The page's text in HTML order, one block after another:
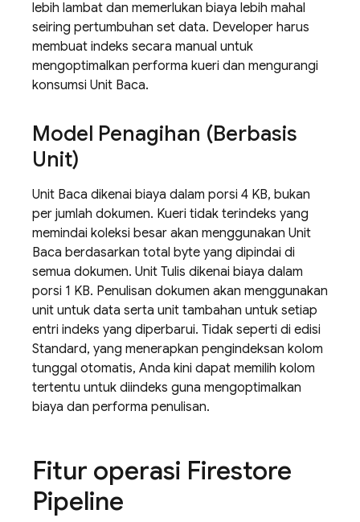
lebih lambat dan memerlukan biaya lebih mahal
seiring pertumbuhan set data. Developer harus
membuat indeks secara manual untuk
mengoptimalkan performa kueri dan mengurangi
konsumsi Unit Baca.
Model Penagihan (Berbasis
Unit)
Unit Baca dikenai biaya dalam porsi 4 KB, bukan
per jumlah dokumen. Kueri tidak terindeks yang
memindai koleksi besar akan menggunakan Unit
Baca berdasarkan total byte yang dipindai di
semua dokumen. Unit Tulis dikenai biaya dalam
porsi 1 KB. Penulisan dokumen akan menggunakan
unit untuk data serta unit tambahan untuk setiap
entri indeks yang diperbarui. Tidak seperti di edisi
Standard, yang menerapkan pengindeksan kolom
tunggal otomatis, Anda kini dapat memilih kolom
tertentu untuk diindeks guna mengoptimalkan
biaya dan performa penulisan.
Fitur operasi Firestore
Pipeline